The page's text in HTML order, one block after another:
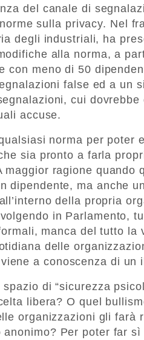
del canale di
sulla privacy. Nel
degli industriali, ha
alla norma, a
con meno di 50
false ed a un
cui
accuse.
norma per poter
sia pronto a farla
maggior ragione quando
dipendente, ma anche
della propria
in Parlamento,
manca del tutto la
delle
a conoscenza di un
di “sicurezza
libera? O quel
organizzazioni gli farà
Per poter far